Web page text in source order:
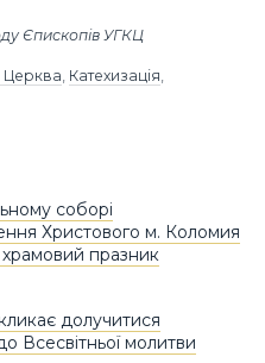
Єпископів УГКЦ
Церква Катехизація
соборі
Христового м. Коломия
храмовий празник
долучитися
Всесвітньої молитви